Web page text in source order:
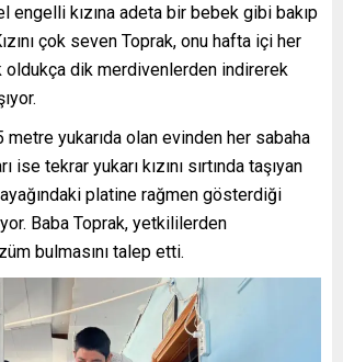
engelli kızına adeta bir bebek gibi bakıp
çok seven Toprak, onu hafta içi her
oldukça dik merdivenlerden indirerek
metre yukarıda olan evinden her sabaha
ise tekrar yukarı kızını sırtında taşıyan
platine rağmen gösterdiği
Baba Toprak, yetkililerden
bulmasını talep etti.